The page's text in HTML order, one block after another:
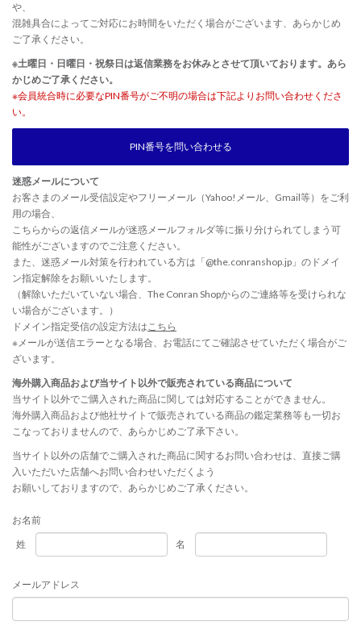
や、
混雑具合によってご対応にお時間をいただく場合がございます、あらかじめ
ご了承ください。
※土曜日・日曜日・祝祭日は返信業務をお休みとさせて頂いております。あら
かじめご了承ください。
※会員統合時に必要なPIN番号がご不明の場合は下記よりお問い合わせくださ
い。
PIN番号を問い合わせる
迷惑メールについて
お客さまのメール受信設定やフリーメール（Yahoo!メール、Gmail等）をご利
用の場合、
こちらからの返信メールが迷惑メールフォルダ等に振り分けられてしまう可
能性がございますのでご注意ください。
また、迷惑メール対策を行われている方は「@the.conranshop.jp」のドメイ
ン指定解除をお願いいたします。
（解除いただいていない場合、The Conran Shopからのご連絡等を受けられな
い場合がございます。）
ドメイン指定受信の設定方法はこちら
※メールが送信エラーとなる場合、お電話にてご確認させていただく場合がご
ざいます。
海外購入商品および当サイト以外で販売されている商品について
当サイト以外でご購入された商品に関しては対応することができません。
海外購入商品および他社サイトで販売されている商品の鑑定業務等も一切お
こなっておりませんので、あらかじめご了承下さい。
当サイト以外の店舗でご購入された商品に関するお問い合わせは、直接ご購
入いただいた店舗へお問い合わせいただくよう
お願いしておりますので、あらかじめご了承ください。
お名前
姓
名
メールアドレス